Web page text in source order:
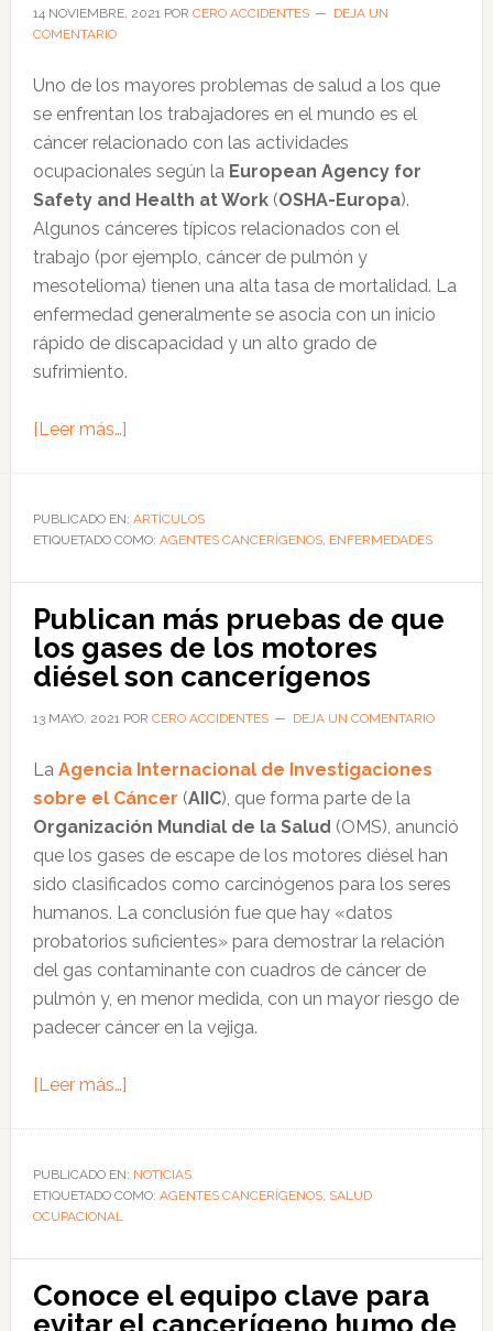
trabajo
14 NOVIEMBRE, 2021POR CERO ACCIDENTES
DEJA UN
COMENTARIO
Uno de los mayores problemas de salud a los que
se enfrentan los trabajadores en el mundo es el
cáncer relacionado con las actividades
ocupacionales según la European Agency for
Safety and Health at Work(OSHA-Europa).
Algunos cánceres típicos relacionados con el
trabajo (por ejemplo, cáncer de pulmón y
mesotelioma) tienen una alta tasa de mortalidad. La
enfermedad generalmente se asocia con un inicio
rápido de discapacidad y un alto grado de
sufrimiento.
[Leer más…]acerca
ocupacional:
cuál
riesgo
de
padecer
este
y
cómo
evitarlo
en
el
lugar
de
trabajo
PUBLICADO EN: ARTÍCULOS
ETIQUETADO COMO: AGENTES CANCERÍGENOS, ENFERMEDADES
Publican más pruebas de que
los gases de los motores
diésel son cancerígenos
13 MAYO, 2021POR CERO ACCIDENTES DEJA UN COMENTARIO
La Agencia Internacional de Investigaciones
sobre el Cáncer (AIIC), que forma parte de la
Organización Mundial de la Salud (OMS), anunció
que los gases de escape de los motores diésel han
sido clasificados como carcinógenos para los seres
humanos. La conclusión fue que hay «datos
probatorios suficientes» para demostrar la relación
del gas contaminante con cuadros de cáncer de
pulmón y, en menor medida, con un mayor riesgo de
padecer cáncer en la vejiga.
[Leer más…]acerca
más
pruebas
que
gases
PUBLICADO EN: NOTICIAS
ETIQUETADO COMO: AGENTES CANCERÍGENOS, SALUD
OCUPACIONAL
Conoce el equipo clave para
evitar el cancerígeno humo de